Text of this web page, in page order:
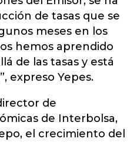
de tasas que se
meses en los
hemos aprendido
de las tasas y está
expreso Yepes.
de
de Interbolsa,
el crecimiento del